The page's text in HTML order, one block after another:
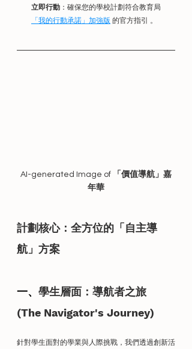
立即行動 ：確保您的學校計劃符合教育局
「我的行動承諾」加強版 的官方指引 。
AI-generated Image of
「價值導航」嘉
年華
計劃核心：全方位的「自主導
航」方案
一、 學生層面：導航者之旅
(The Navigator's Journey)
針對學生面對的學業與人際挑戰，我們透過創新活